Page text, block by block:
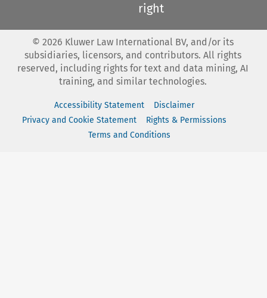
right
© 2026 Kluwer Law International BV, and/or its
subsidiaries, licensors, and contributors. All rights
reserved, including rights for text and data mining, AI
training, and similar technologies.
Accessibility Statement
Disclaimer
Privacy and Cookie Statement
Rights & Permissions
Terms and Conditions